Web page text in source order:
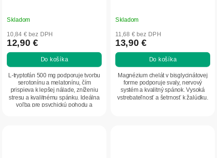
Skladom
10,84 € bez DPH
12,90 €
Do košíka
L-tryptofán 500 mg podporuje tvorbu
serotonínu a melatonínu, čím
prispieva k lepšej nálade, zníženiu
stresu a kvalitnému spánku. Ideálna
voľba pre psychickú pohodu a
Skladom
11,68 € bez DPH
13,90 €
Do košíka
Magnézium chelát v bisglycinátovej
forme podporuje svaly, nervový
systém a kvalitný spánok. Vysoká
vstrebateľnosť a šetrnosť k žalúdku.